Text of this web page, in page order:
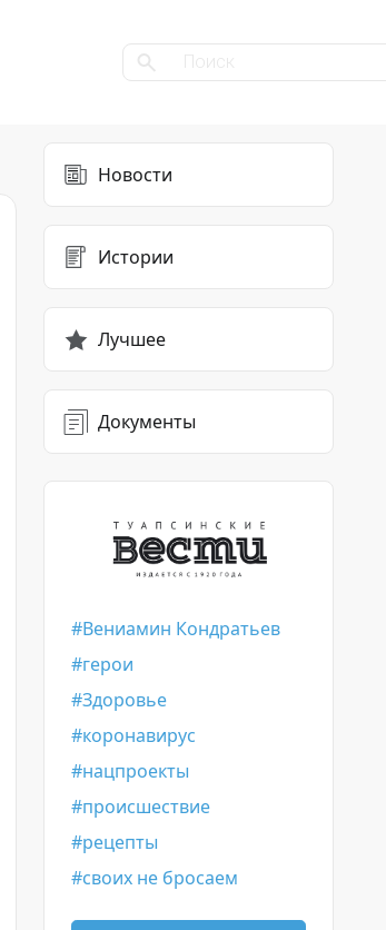
Новости
Истории
Лучшее
Документы
Вениамин Кондратьев
герои
Здоровье
коронавирус
нацпроекты
происшествие
рецепты
своих не бросаем